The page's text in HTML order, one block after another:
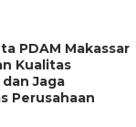
PDAM Makassar
Kualitas
Jaga
Perusahaan